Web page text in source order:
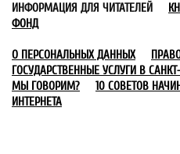
ИНФОРМАЦИЯ ДЛЯ ЧИТАТЕЛЕЙ
ФОНД
О ПЕРСОНАЛЬНЫХ ДАННЫХ
ГОСУДАРСТВЕННЫЕ УСЛУГИ В
МЫ ГОВОРИМ?
10 СОВЕТОВ
ИНТЕРНЕТА